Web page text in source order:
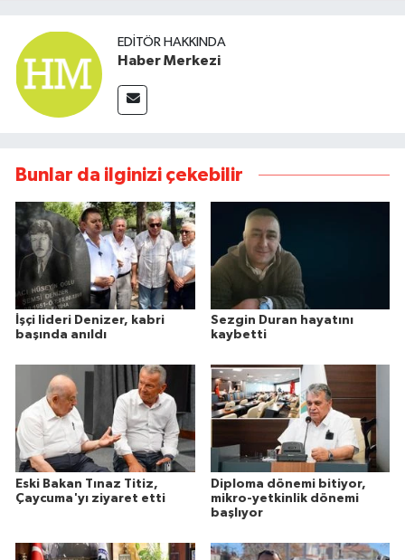
EDITÖR HAKKINDA
Haber Merkezi
Bunlar da ilginizi çekebilir
İşçi lideri Denizer, kabri
başında anıldı
Sezgin Duran hayatını
kaybetti
Eski Bakan Tınaz Titiz,
Çaycuma'yı ziyaret etti
Diploma dönemi bitiyor,
mikro-yetkinlik dönemi
başlıyor